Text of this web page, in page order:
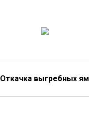
Откачка выгребных ям